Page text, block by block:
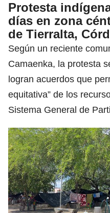
Protesta
días en zona
de Tierralta,
Según un reciente
Camaenka, la protesta
logran acuerdos que
equitativa” de los
Sistema General de